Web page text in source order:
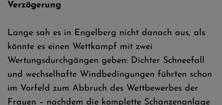
Verzögerung
Lange sah es in Engelberg nicht danach aus, als
könnte es einen Wettkampf mit zwei
Wertungsdurchgängen geben: Dichter Schneefall
und wechselhafte Windbedingungen führten schon
im Vorfeld zum Abbruch des Wettbewerbes der
Frauen – nachdem die komplette Schanzenanlage